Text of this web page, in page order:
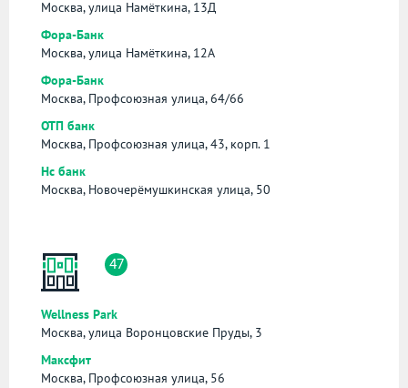
Москва, улица Намёткина, 13Д
Фора-Банк
Москва, улица Намёткина, 12А
Фора-Банк
Москва, Профсоюзная улица, 64/66
ОТП банк
Москва, Профсоюзная улица, 43, корп. 1
Нс банк
Москва, Новочерёмушкинская улица, 50
47
Wellness Park
Москва, улица Воронцовские Пруды, 3
Максфит
Москва, Профсоюзная улица, 56